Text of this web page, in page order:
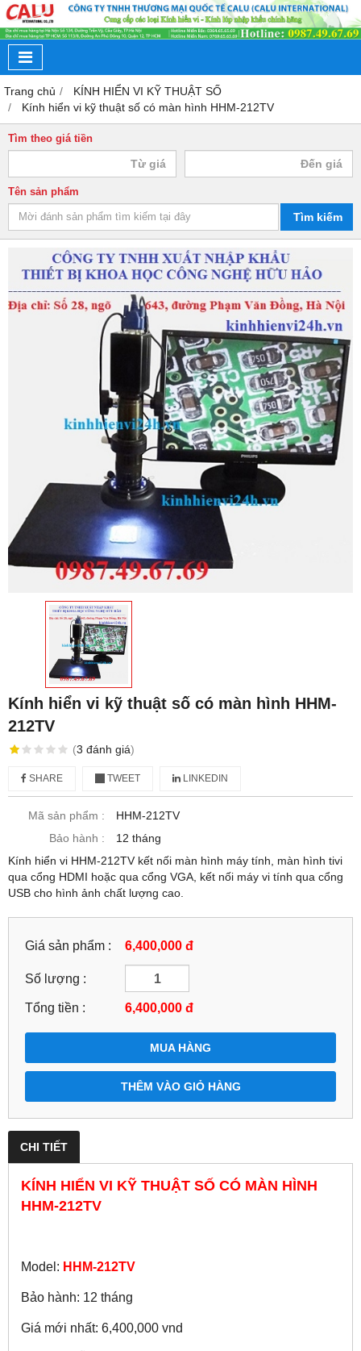
Trang chủ
KÍNH HIỂN VI KỸ THUẬT SỐ
Kính hiển vi kỹ thuật số có màn hình HHM-212TV
Tìm theo giá tiền
Tên sản phẩm
Tìm kiếm
Kính hiển vi kỹ thuật số có màn hình HHM-
212TV
(3 đánh giá)
SHARE TWEET LINKEDIN
Mã sản phẩm :
HHM-212TV
Bảo hành :
12 tháng
Kính hiển vi HHM-212TV kết nối màn hình máy tính, màn hình tivi
qua cổng HDMI hoặc qua cổng VGA, kết nối máy vi tính qua cổng
USB cho hình ảnh chất lượng cao.
Giá sản phẩm : 6,400,000 đ
Số lượng :
Tổng tiền : 6,400,000 đ
MUA HÀNG
THÊM VÀO GIỎ HÀNG
CHI TIẾT
KÍNH HIỂN VI KỸ THUẬT SỐ CÓ MÀN HÌNH
HHM-212TV
Model: HHM-212TV
Bảo hành: 12 tháng
Giá mới nhất: 6,400,000 vnd